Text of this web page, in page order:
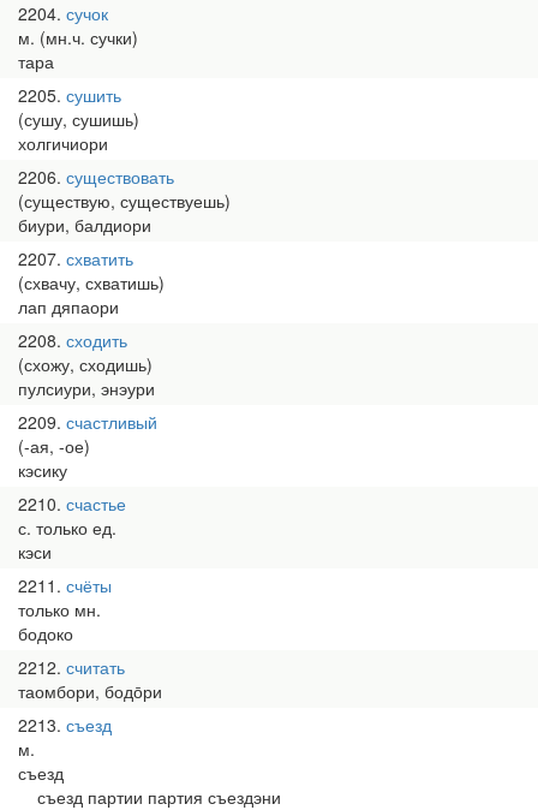
2204 сучок
м. (мн.ч. сучки)
тара
2205 сушить
(сушу, сушишь)
холгичиори
2206 существовать
(существую, существуешь)
биури, балдиори
2207 схватить
(схвачу, схватишь)
лап дяпаори
2208 сходить
(схожу, сходишь)
пулсиури, энэури
2209 счастливый
(-ая, -ое)
кэсику
2210 счастье
с. только ед.
кэси
2211 счёты
только мн.
бодоко
2212 считать
таомбори, бодо̄ри
2213 съезд
м.
съезд
съезд партии партия съездэни